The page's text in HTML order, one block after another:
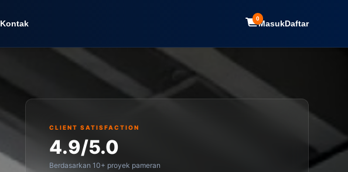
Kontak 0MasukDaftar
CLIENT SATISFACTION
4.9/5.0
Berdasarkan 10+ proyek pameran